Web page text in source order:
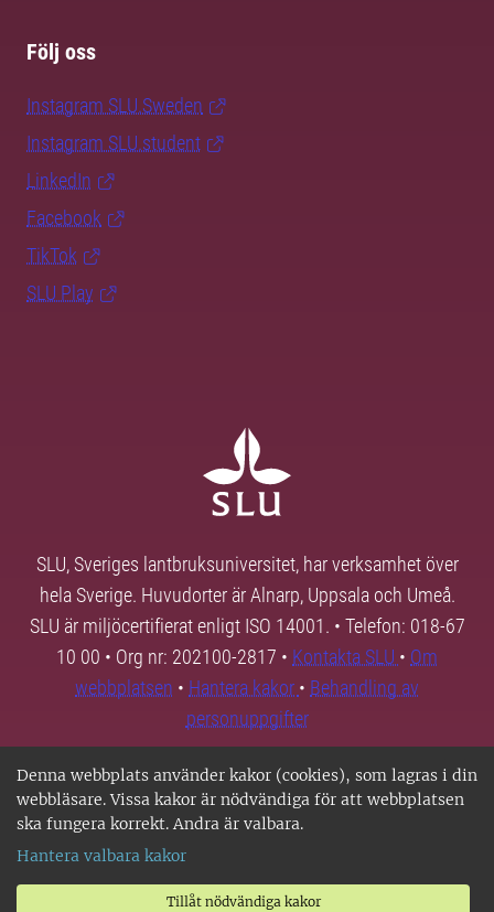
Denna webbplats använder kakor (cookies), som lagras i din
webbläsare. Vissa kakor är nödvändiga för att webbplatsen
ska fungera korrekt. Andra är valbara.
Hantera valbara kakor
Tillåt nödvändiga kakor
Följ oss
Instagram SLU.Sweden
Instagram SLU.student
LinkedIn
Facebook
TikTok
SLU Play
SLU, Sveriges lantbruksuniversitet, har verksamhet över
hela Sverige. Huvudorter är Alnarp, Uppsala och Umeå.
SLU är miljöcertifierat enligt ISO 14001. • Telefon: 018-67
10 00 • Org nr: 202100-2817 • Kontakta SLU • Om
webbplatsen • Hantera kakor • Behandling av
personuppgifter